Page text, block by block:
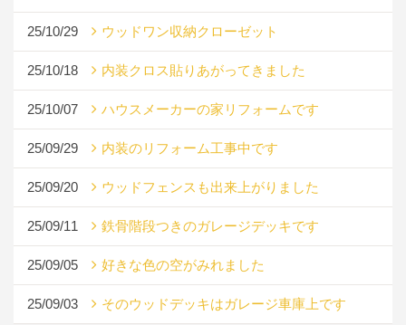
25/10/29 ウッドワン収納クローゼット
25/10/18 内装クロス貼りあがってきました
25/10/07 ハウスメーカーの家リフォームです
25/09/29 内装のリフォーム工事中です
25/09/20 ウッドフェンスも出来上がりました
25/09/11 鉄骨階段つきのガレージデッキです
25/09/05 好きな色の空がみれました
25/09/03 そのウッドデッキはガレージ車庫上です